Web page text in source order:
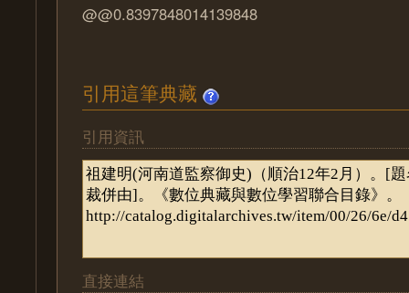
@@0.8397848014139848
引用這筆典藏
引用資訊
直接連結